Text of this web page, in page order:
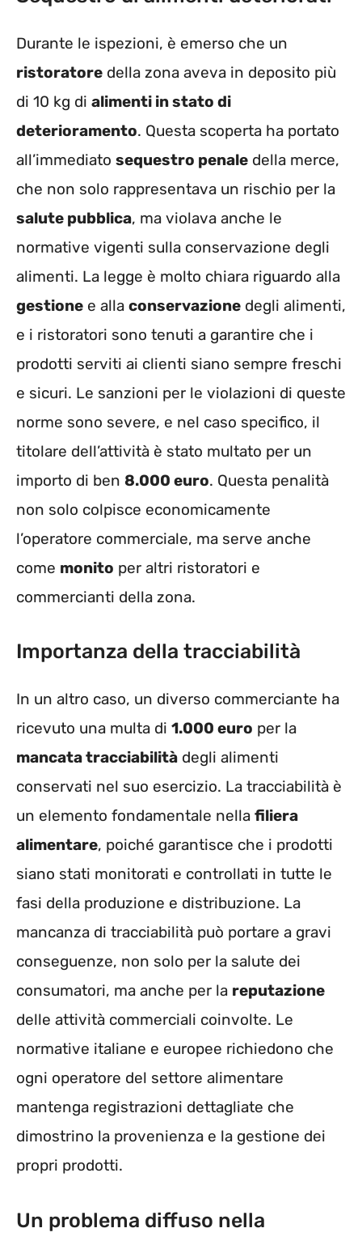
Durante le ispezioni, è emerso che un
ristoratore della zona aveva in deposito più
di 10 kg di alimenti in stato di
deterioramento. Questa scoperta ha portato
all’immediato sequestro penale della merce,
che non solo rappresentava un rischio per la
salute pubblica, ma violava anche le
normative vigenti sulla conservazione degli
alimenti. La legge è molto chiara riguardo alla
gestione e alla conservazione degli alimenti,
e i ristoratori sono tenuti a garantire che i
prodotti serviti ai clienti siano sempre freschi
e sicuri. Le sanzioni per le violazioni di queste
norme sono severe, e nel caso specifico, il
titolare dell’attività è stato multato per un
importo di ben 8.000 euro. Questa penalità
non solo colpisce economicamente
l’operatore commerciale, ma serve anche
come monito per altri ristoratori e
commercianti della zona.
Importanza della tracciabilità
In un altro caso, un diverso commerciante ha
ricevuto una multa di 1.000 euro per la
mancata tracciabilità degli alimenti
conservati nel suo esercizio. La tracciabilità è
un elemento fondamentale nella filiera
alimentare, poiché garantisce che i prodotti
siano stati monitorati e controllati in tutte le
fasi della produzione e distribuzione. La
mancanza di tracciabilità può portare a gravi
conseguenze, non solo per la salute dei
consumatori, ma anche per la reputazione
delle attività commerciali coinvolte. Le
normative italiane e europee richiedono che
ogni operatore del settore alimentare
mantenga registrazioni dettagliate che
dimostrino la provenienza e la gestione dei
propri prodotti.
Un problema diffuso nella